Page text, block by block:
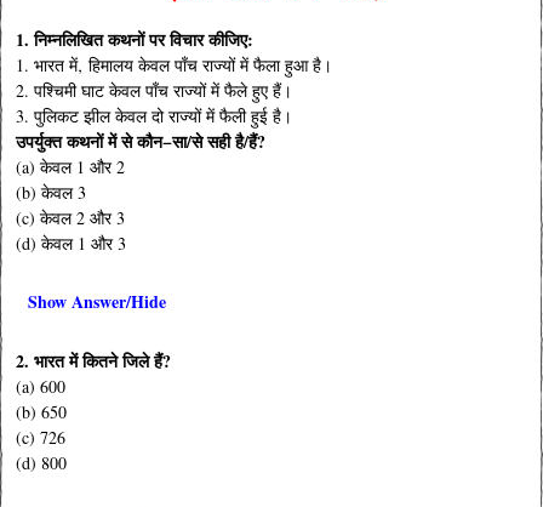
1. निम्नलिखित कथनों पर विचार कीजिए:
1. भारत में‚ हिमालय केवल पाँच राज्यों में फैला हुआ है।
2. पश्चिमी घाट केवल पाँच राज्यों में फैले हुए हैं।
3. पुलिकट झील केवल दो राज्यों में फैली हुई है।
उपर्युक्त कथनों में से कौन−सा/से सही है/हैं?
(a) केवल 1 और 2
(b) केवल 3
(c) केवल 2 और 3
(d) केवल 1 और 3
Show Answer/Hide
2. भारत में कितने जिले हैं?
(a) 600
(b) 650
(c) 726
(d) 800